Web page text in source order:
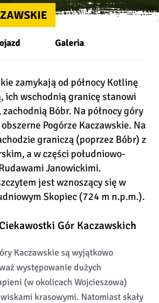
Galeria
zamykają od północy Kotlinę
ich wschodnią granicę stanowi
zachodnią Bóbr. Na północy góry
Pogórze Kaczawskie. Na
graniczą (poprzez Bóbr) z
a w części południowo-
Janowickimi.
jest wznoszący się w
Skopiec (724 m n.p.m.).
Gór Kaczawskich
Kaczawskie są wyjątkowo
występowanie dużych
(w okolicach Wojcieszowa)
krasowymi. Natomiast skały